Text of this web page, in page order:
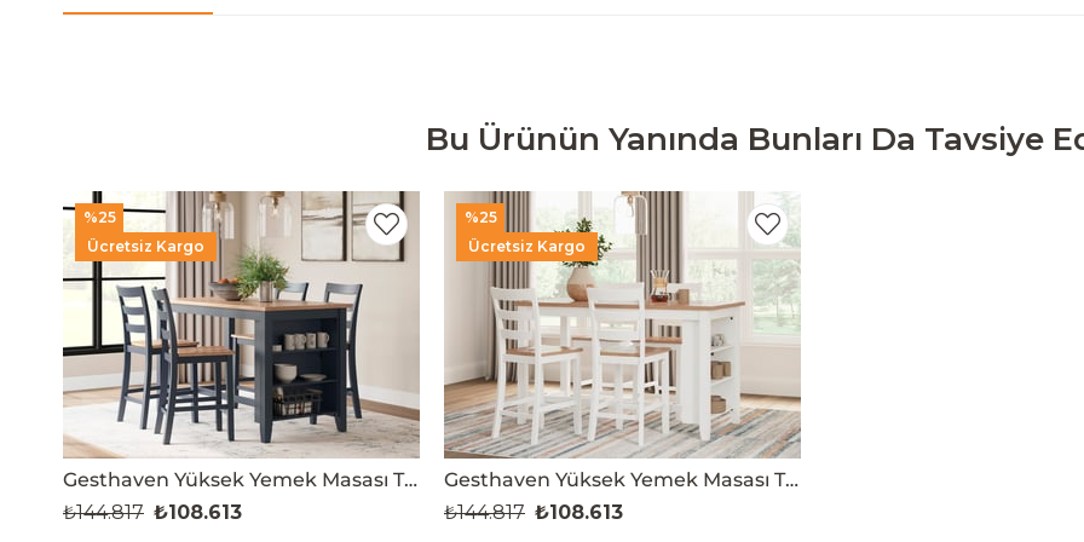
Bu Ürünün Yanında Bunları Da Tavsiye
Gesthaven Yüksek Yemek Masası Takımı
₺108.613
₺144.817
Ücretsiz Kargo
%25
Gesthaven Yüksek Yemek Masası Takımı
₺108.613
₺144.817
Ücretsiz Kargo
%25